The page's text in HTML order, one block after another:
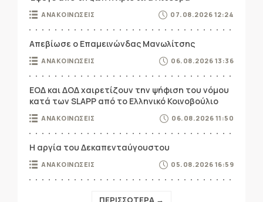
ΑΝΑΚΟΙΝΩΣΕΙΣ 07.08.2026 12:24
Απεβίωσε ο Επαμεινώνδας Μανωλίτσης
ΑΝΑΚΟΙΝΩΣΕΙΣ 06.08.2026 13:36
ΕΟΔ και ΔΟΔ χαιρετίζουν την ψήφιση του νόμου
κατά των SLAPP από το Ελληνικό Κοινοβούλιο
ΑΝΑΚΟΙΝΩΣΕΙΣ 06.08.2026 11:50
Η αργία του Δεκαπενταύγουστου
ΑΝΑΚΟΙΝΩΣΕΙΣ 05.08.2026 16:59
ΠΕΡΙΣΣΟΤΕΡΑ →